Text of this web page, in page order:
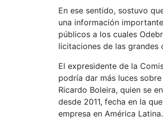
En ese sentido, sostuvo
una información
públicos a los cuales
licitaciones de las grandes
El expresidente de la
podría dar más luces
Ricardo Boleira, quien se
desde 2011, fecha en la
empresa en América Latina.